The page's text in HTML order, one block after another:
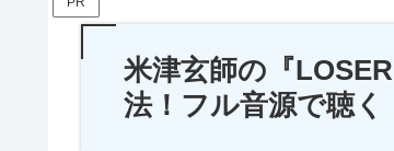
米津玄師の『
法！フル音源で聴く